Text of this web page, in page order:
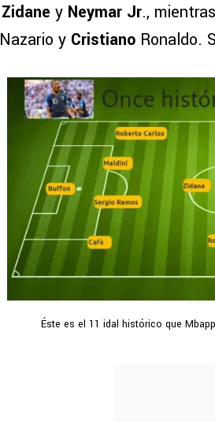
Zidane y Neymar Jr.,
Nazario y Cristiano Ronaldo.
Éste es el 11 idal histórico que